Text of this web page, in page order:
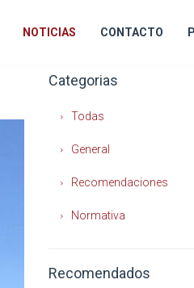
NOTICIAS CONTACTO
Categorias
Todas
General
Recomendaciones
Normativa
Recomendados